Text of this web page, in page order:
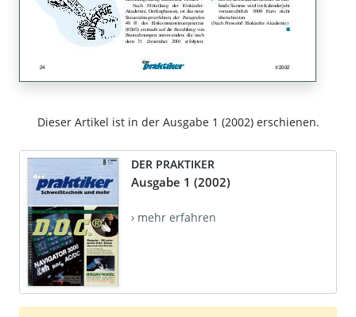
Dieser Artikel ist in der Ausgabe 1 (2002) erschienen.
DER PRAKTIKER
Ausgabe 1 (2002)
› mehr erfahren